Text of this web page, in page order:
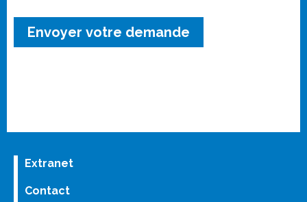
Extranet
Contact